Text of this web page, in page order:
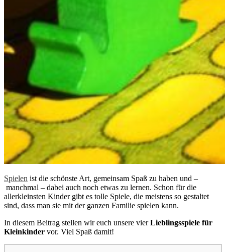
Spielen ist die schönste Art, gemeinsam Spaß zu haben und –
manchmal – dabei auch noch etwas zu lernen. Schon für die
allerkleinsten Kinder gibt es tolle Spiele, die meistens so gestaltet
sind, dass man sie mit der ganzen Familie spielen kann.
In diesem Beitrag stellen wir euch unsere vierLieblingsspiele für
Kleinkinder vor. Viel Spaß damit!